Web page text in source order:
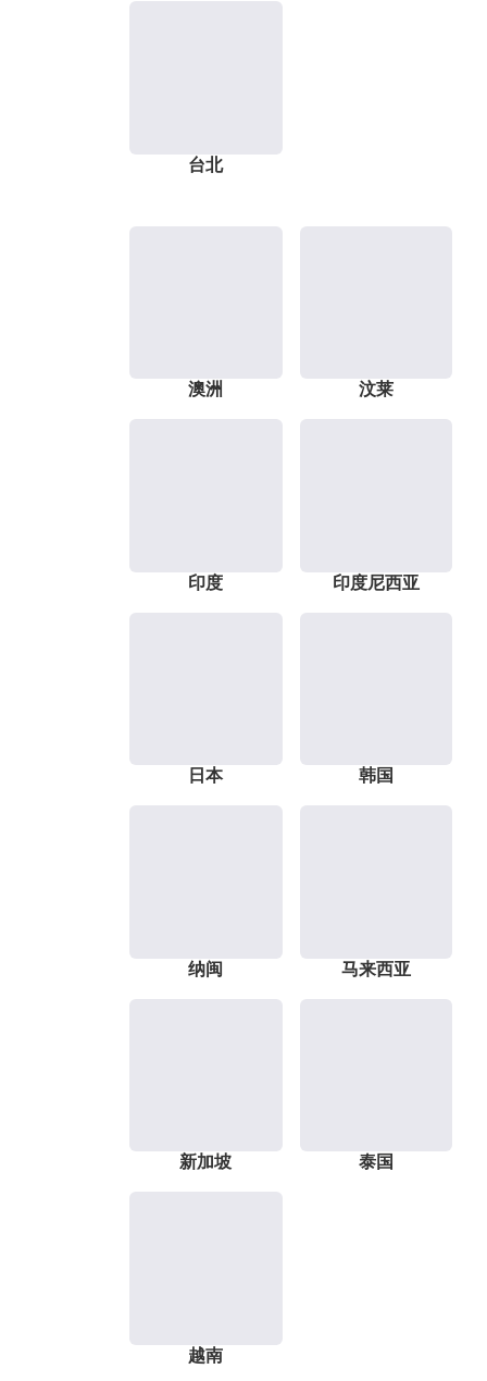
台北
澳洲 汶莱
印度 印度尼西亚
日本 韩国
纳闽 马来西亚
新加坡 泰国
越南